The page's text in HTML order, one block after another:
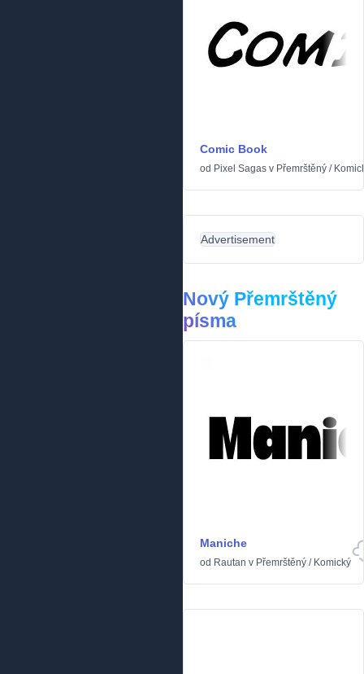
Comic Book
od Pixel Sagas v Přemrštěný /
Advertisement
Nový Přemrštěný
písma
Maniche
od Rautan v Přemrštěný / Komický